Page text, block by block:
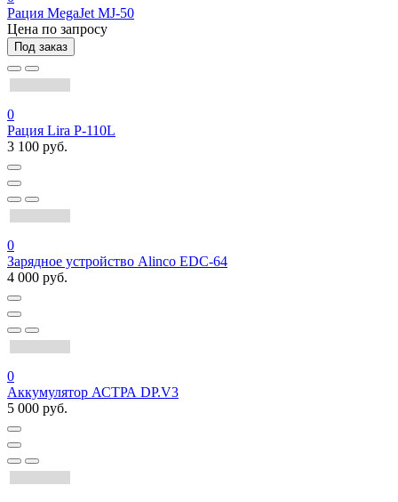
Рация MegaJet MJ-50
Цена по запросу
Под заказ
0
Рация Lira P-110L
3 100 руб.
0
Зарядное устройство Alinco EDC-64
4 000 руб.
0
Аккумулятор АСТРА DP.V3
5 000 руб.